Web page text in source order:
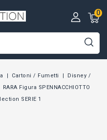
0
Cartoni / Fumetti
Disney /
RARA Figura SPENNACCHIOTTO
SERIE 1